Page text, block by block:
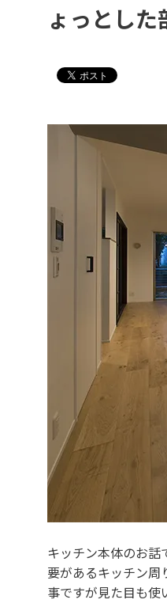
ょっとし
キッチン本体のお
要があるキッチン周
事ですが見た目も使